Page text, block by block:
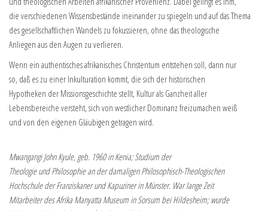
die verschiedenen Wissensbestände ineinander zu spiegeln und auf das Thema
des gesellschaftlichen Wandels zu fokussieren, ohne das theologische
Anliegen aus den Augen zu verlieren.
Wenn ein authentisches afrikanisches Christentum entstehen soll, dann nur
so, daß es zu einer Inkulturation kommt, die sich der historischen
Hypotheken der Missionsgeschichte stellt, Kultur als Ganzheit aller
Lebensbereiche versteht, sich von westlicher Dominanz freizumachen weiß
und von den eigenen Gläubigen getragen wird.
Mwangangi John Kyule, geb. 1960 in Kenia; Studium der
Theologie und Philosophie an der damaligen Philosophisch-Theologischen
Hochschule der Franziskaner und Kapuziner in Münster. War lange Zeit
Mitarbeiter des Afrika Manyatta Museum in Sorsum bei Hildesheim; wurde